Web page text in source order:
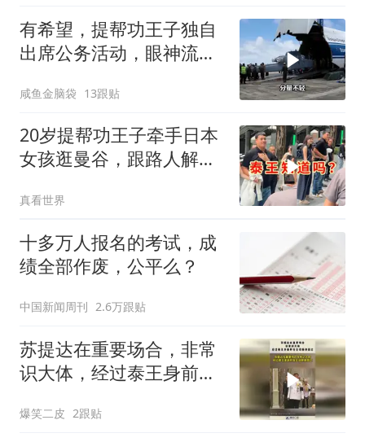
有希望，提帮功王子独自
出席公务活动，眼神流露
咸鱼金脑袋 13跟贴
20岁提帮功王子牵手日本
女孩逛曼谷，跟路人解
真看世界
十多万人报名的考试，成
绩全部作废，公平么？
中国新闻周刊 2.6万跟贴
苏提达在重要场合，非常
识大体，经过泰王身前时
爆笑二皮 2跟贴